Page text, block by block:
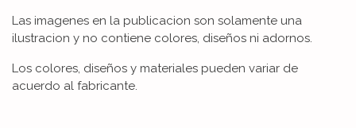
Las imagenes en la publicacion son solamente una
ilustracion y no contiene colores, diseños ni adornos.
Los colores, diseños y materiales pueden variar de
acuerdo al fabricante.